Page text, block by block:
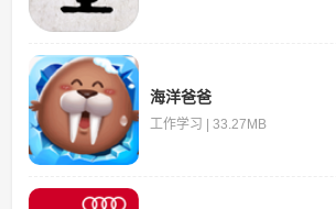
海洋爸爸
工作学习 | 33.27MB